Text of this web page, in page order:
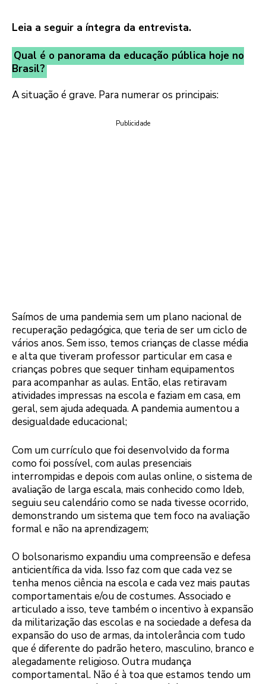
Leia a seguir a íntegra da entrevista.
Qual é o panorama da educação pública hoje no
Brasil?
A situação é grave. Para numerar os principais:
Publicidade
Saímos de uma pandemia sem um plano nacional de
recuperação pedagógica, que teria de ser um ciclo de
vários anos. Sem isso, temos crianças de classe média
e alta que tiveram professor particular em casa e
crianças pobres que sequer tinham equipamentos
para acompanhar as aulas. Então, elas retiravam
atividades impressas na escola e faziam em casa, em
geral, sem ajuda adequada. A pandemia aumentou a
desigualdade educacional;
Com um currículo que foi desenvolvido da forma
como foi possível, com aulas presenciais
interrompidas e depois com aulas online, o sistema de
avaliação de larga escala, mais conhecido como Ideb,
seguiu seu calendário como se nada tivesse ocorrido,
demonstrando um sistema que tem foco na avaliação
formal e não na aprendizagem;
O bolsonarismo expandiu uma compreensão e defesa
anticientífica da vida. Isso faz com que cada vez se
tenha menos ciência na escola e cada vez mais pautas
comportamentais e/ou de costumes. Associado e
articulado a isso, teve também o incentivo à expansão
da militarização das escolas e na sociedade a defesa da
expansão do uso de armas, da intolerância com tudo
que é diferente do padrão hetero, masculino, branco e
alegadamente religioso. Outra mudança
comportamental. Não é à toa que estamos tendo um